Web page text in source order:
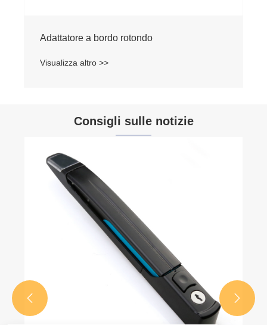
Adattatore a bordo rotondo
Visualizza altro >>
Consigli sulle notizie
 